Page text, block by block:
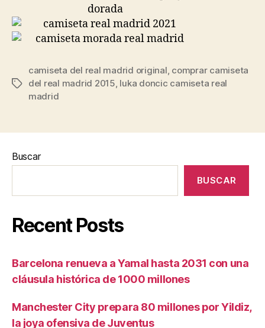
Etiquetas
camiseta del real madrid original, comprar camiseta
del real madrid 2015, luka doncic camiseta real
madrid
Buscar
BUSCAR
Recent Posts
Barcelona renueva a Yamal hasta 2031 con una
cláusula histórica de 1000 millones
Manchester City prepara 80 millones por Yildiz,
la joya ofensiva de Juventus